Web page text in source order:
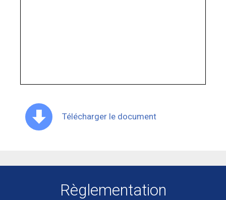
Télécharger le document
Règlementation